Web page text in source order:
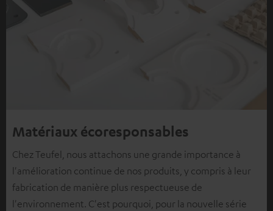
Matériaux écoresponsables
Chez Teufel, nous attachons une grande importance à
l'amélioration continue de nos produits, y compris à leur
fabrication de manière plus respectueuse de
l'environnement. C'est pourquoi, pour la nouvelle série